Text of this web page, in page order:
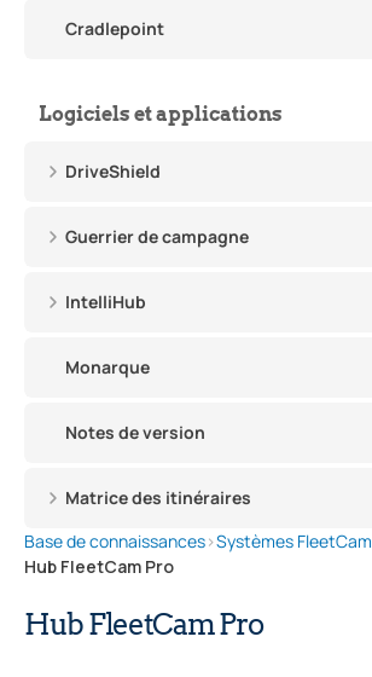
Cradlepoint
Logiciels et applications
DriveShield
Guerrier de campagne
IntelliHub
Monarque
Notes de version
Matrice des itinéraires
Base de connaissances›Systèmes FleetCam
Hub FleetCam Pro
Hub FleetCam Pro